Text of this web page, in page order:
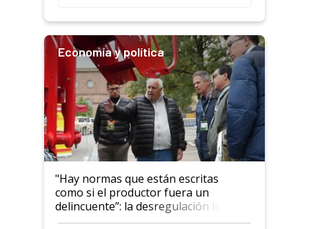
Economía y política
"Hay normas que están escritas
como si el productor fuera un
delincuente”: la desregulación llegó
al Congreso Aapresid y hasta se